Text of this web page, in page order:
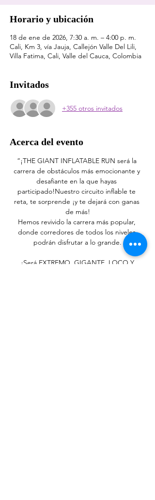
Horario y ubicación
18 de ene de 2026, 7:30 a. m. – 4:00 p. m.
Cali, Km 3, vía Jauja, Callejón Valle Del Lili,
Villa Fatima, Cali, Valle del Cauca, Colombia
Invitados
+355 otros invitados
Acerca del evento
“¡THE GIANT INFLATABLE RUN será la
carrera de obstáculos más emocionante y
desafiante en la que hayas
participado!Nuestro circuito inflable te
reta, te sorprende ¡y te dejará con ganas
de más!
Hemos revivido la carrera más popular,
donde corredores de todos los niveles
podrán disfrutar a lo grande.
¡Será EXTREMO, GIGANTE, LOCO Y